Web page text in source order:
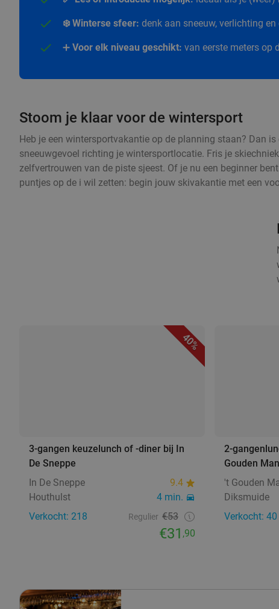
❄️ Winterse sfeer: denk aan sneeuw, verlichting
➕ Voor elk niveau geschikt: van eerste meters op
Stoom je klaar voor de wintersport
Heb je een wintersportvakantie op de planning staan? Dan
sneeuwgevoel richting je wintersportlocatie. Fris je
zelfvertrouwen van de piste sjeest. Of je nu een beginner
puntjes op de i wil zetten: begin jouw skivakantie met een
40%
3-gangen keuzelunch of -diner bij In
De Sneppe
In De Sneppe
9.4
Houthulst
4 min.
Verkocht: 218
Regulier €53
€31 ,90
2-
Gouden
't Gouden
Diksmuide
Verkocht: 40